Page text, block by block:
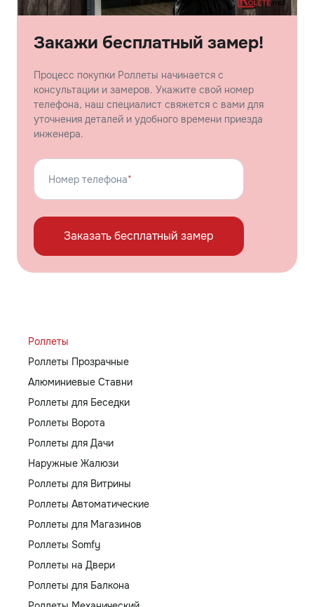
Закажи бесплатный замер!
Процесс покупки Роллеты начинается с
консультации и замеров. Укажите свой номер
телефона, наш специалист свяжется с вами для
уточнения деталей и удобного времени приезда
инженера.
Номер телефона*
Заказать бесплатный замер
Роллеты
Роллеты Прозрачные
Алюминиевые Ставни
Роллеты для Беседки
Роллеты Ворота
Роллеты для Дачи
Наружные Жалюзи
Роллеты для Витрины
Роллеты Автоматические
Роллеты для Магазинов
Роллеты Somfy
Роллеты на Двери
Роллеты для Балкона